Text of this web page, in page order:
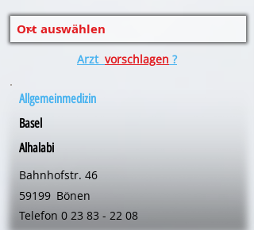
Arzt vorschlagen ?
Allgemeinmedizin
Basel
Alhalabi
Bahnhofstr. 46
59199 Bönen
Telefon 0 23 83 - 22 08